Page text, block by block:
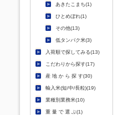
あきたこまち(1)
ひとめぼれ(1)
その他(13)
低タンパク米(3)
入荷順で探してみる(13)
こだわりから探す(17)
産 地 か ら 探 す(30)
輸入米(短/中/長粒)(19)
業種別業務米(10)
重 量 で 選 ぶ(1)